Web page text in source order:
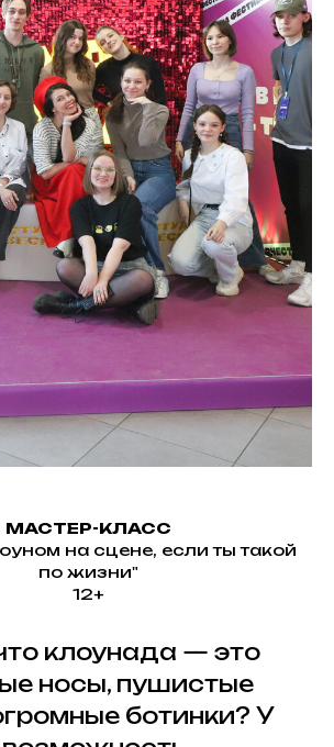
МАСТЕР-КЛАСС
на сцене, если ты такой
по жизни"
12+
клоунада — это
носы, пушистые
ботинки? У